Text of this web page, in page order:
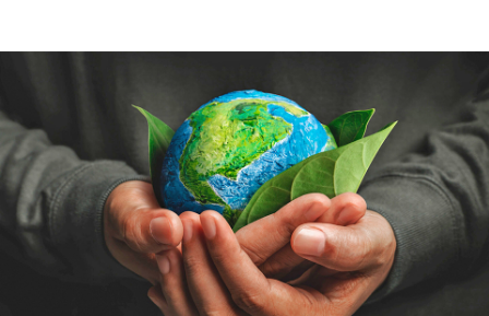
CHI SIAMO
PRODOTTI E SETTORI
CATALOGHI
SERVIZI
NEWS
LAVORA CON NOI
CONTATTI